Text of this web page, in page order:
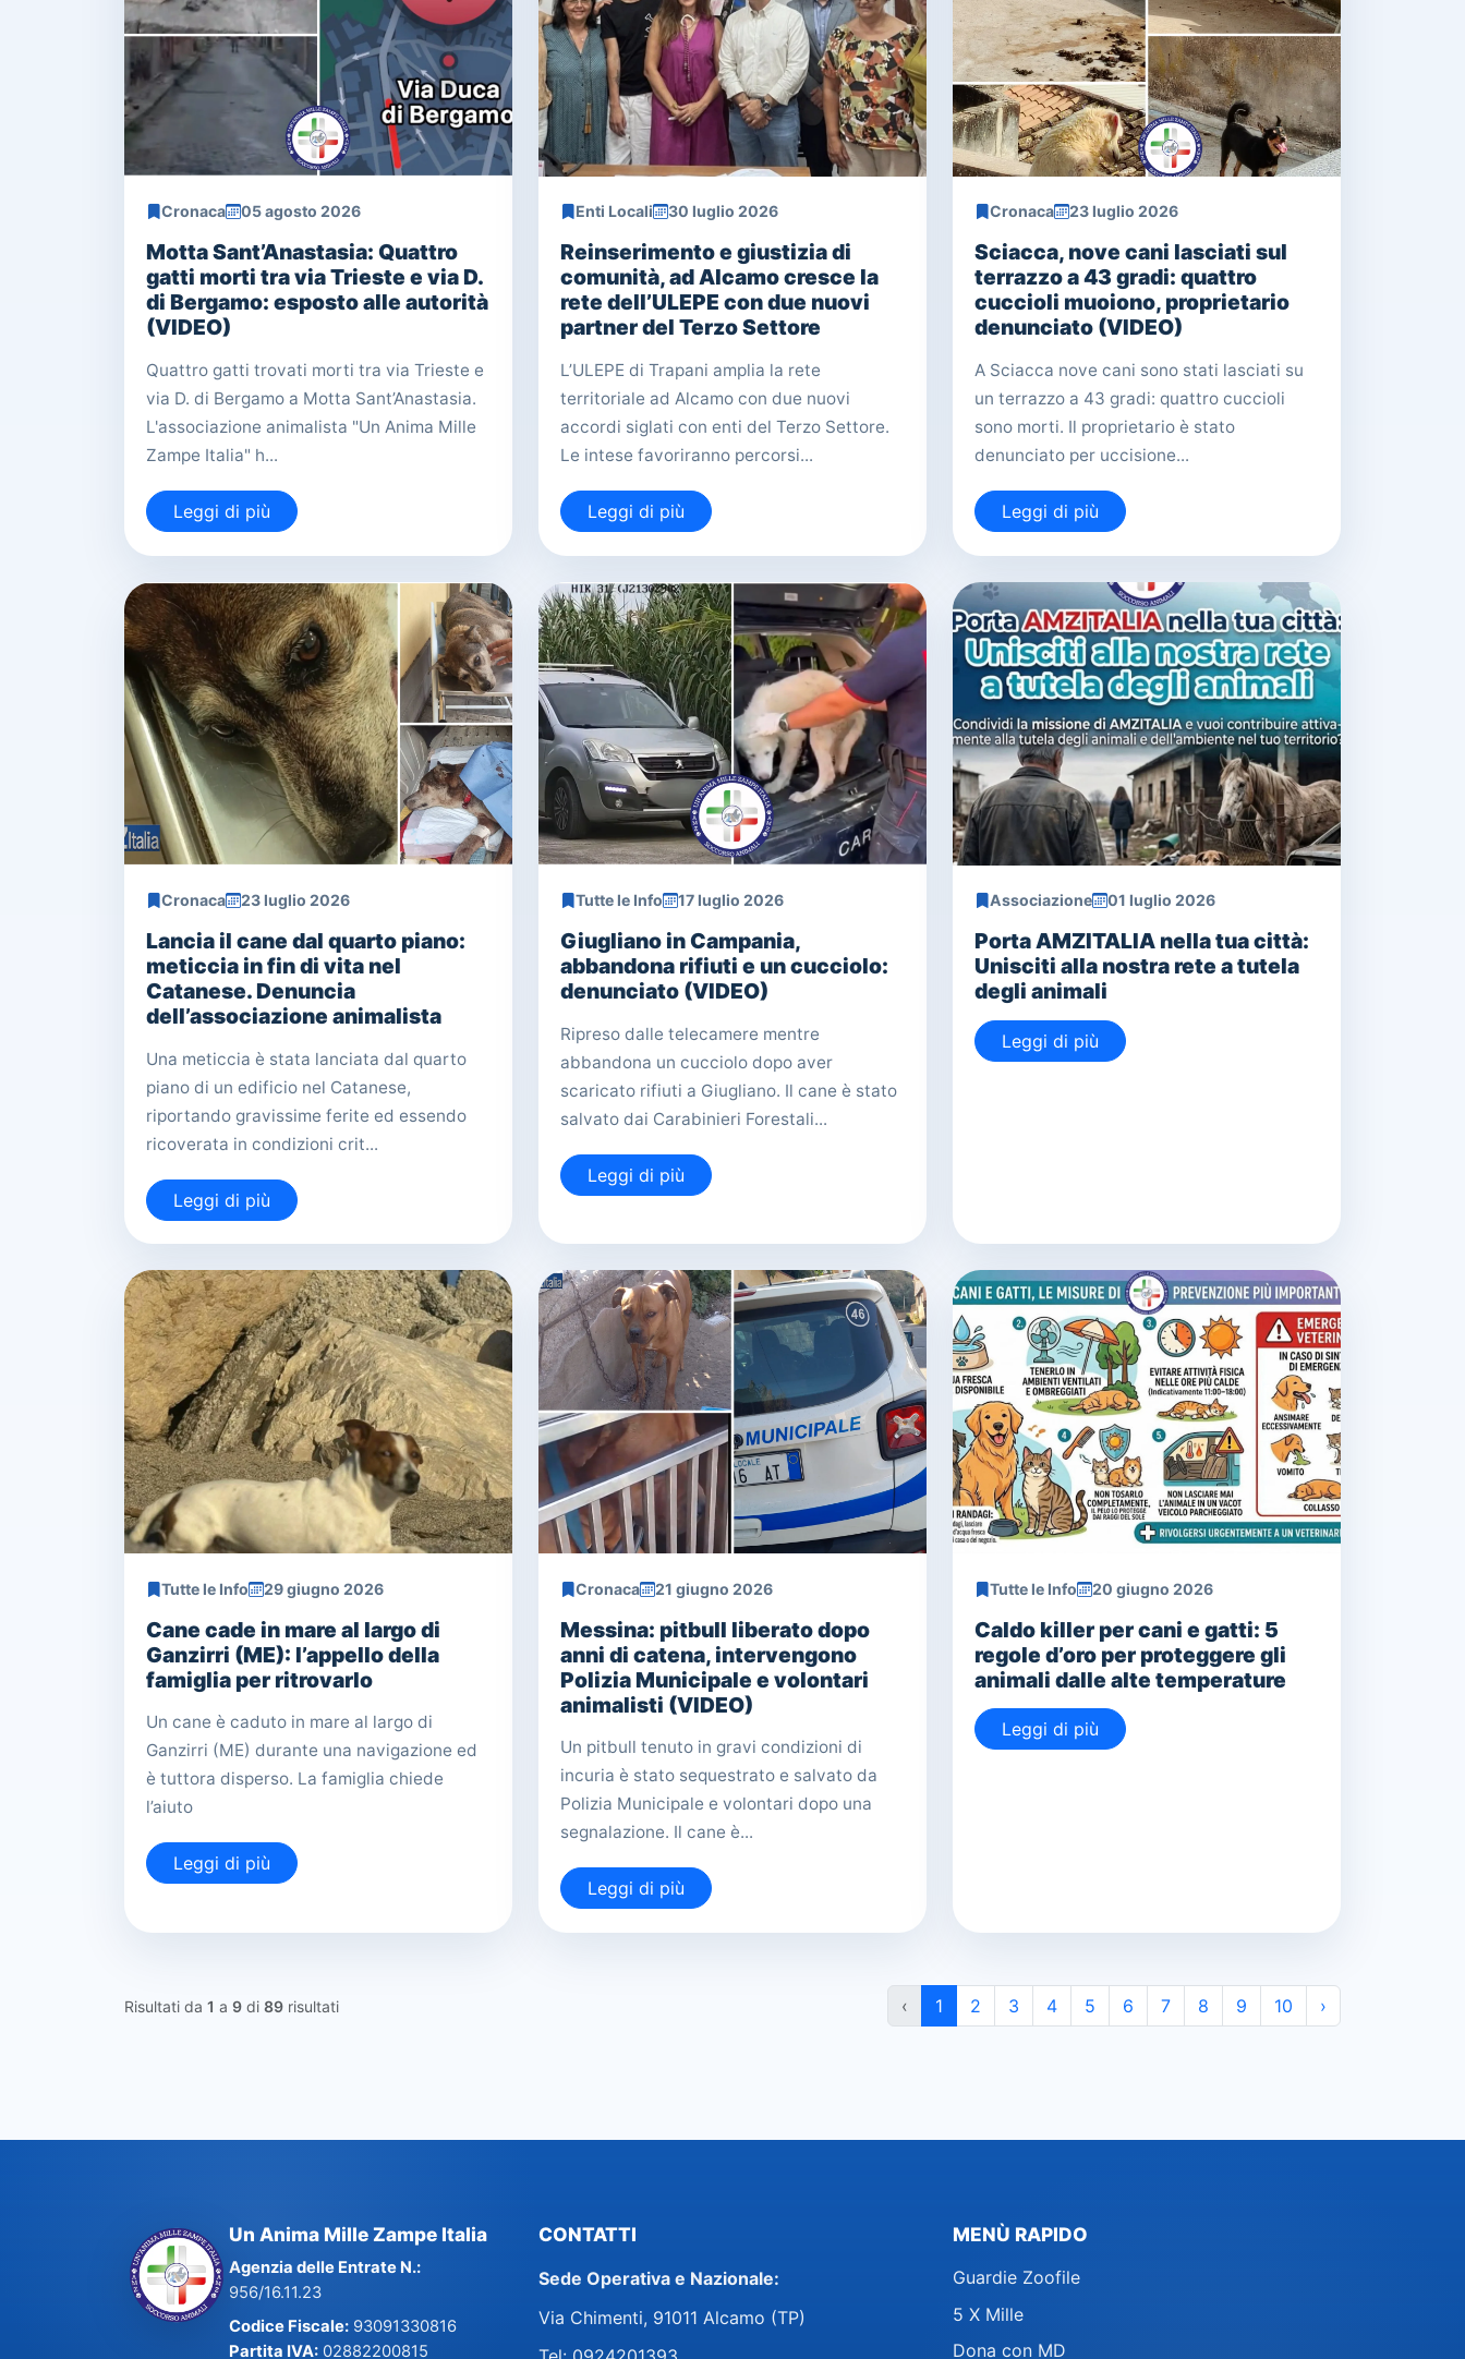
Cronaca 05 agosto 2026
Motta Sant’Anastasia: Quattro
gatti morti tra via Trieste e via D.
di Bergamo: esposto alle autorità
(VIDEO)
Quattro gatti trovati morti tra via Trieste e
via D. di Bergamo a Motta Sant’Anastasia.
L'associazione animalista "Un Anima Mille
Zampe Italia" h...
Leggi di più
Enti Locali 30 luglio 2026
Reinserimento e giustizia di
comunità, ad Alcamo cresce la
rete dell’ULEPE con due nuovi
partner del Terzo Settore
L’ULEPE di Trapani amplia la rete
territoriale ad Alcamo con due nuovi
accordi siglati con enti del Terzo Settore.
Le intese favoriranno percorsi...
Leggi di più
Cronaca 23 luglio 2026
Sciacca, nove cani lasciati sul
terrazzo a 43 gradi: quattro
cuccioli muoiono, proprietario
denunciato (VIDEO)
A Sciacca nove cani sono stati lasciati su
un terrazzo a 43 gradi: quattro cuccioli
sono morti. Il proprietario è stato
denunciato per uccisione...
Leggi di più
Cronaca 23 luglio 2026
Lancia il cane dal quarto piano:
meticcia in fin di vita nel
Catanese. Denuncia
dell’associazione animalista
Una meticcia è stata lanciata dal quarto
piano di un edificio nel Catanese,
riportando gravissime ferite ed essendo
ricoverata in condizioni crit...
Leggi di più
Tutte le Info 17 luglio 2026
Giugliano in Campania,
abbandona rifiuti e un cucciolo:
denunciato (VIDEO)
Ripreso dalle telecamere mentre
abbandona un cucciolo dopo aver
scaricato rifiuti a Giugliano. Il cane è stato
salvato dai Carabinieri Forestali...
Leggi di più
Associazione 01 luglio 2026
Porta AMZITALIA nella tua città:
Unisciti alla nostra rete a tutela
degli animali
Leggi di più
Tutte le Info 29 giugno 2026
Cane cade in mare al largo di
Ganzirri (ME): l’appello della
famiglia per ritrovarlo
Un cane è caduto in mare al largo di
Ganzirri (ME) durante una navigazione ed
è tuttora disperso. La famiglia chiede
l’aiuto
Leggi di più
Cronaca 21 giugno 2026
Messina: pitbull liberato dopo
anni di catena, intervengono
Polizia Municipale e volontari
animalisti (VIDEO)
Un pitbull tenuto in gravi condizioni di
incuria è stato sequestrato e salvato da
Polizia Municipale e volontari dopo una
segnalazione. Il cane è...
Leggi di più
Tutte le Info 20 giugno 2026
Caldo killer per cani e gatti: 5
regole d’oro per proteggere gli
animali dalle alte temperature
Leggi di più
Risultati da 1 a 9 di 89 risultati ‹ 1 2 3 4 5 6 7 8 9 10 ›
Un Anima Mille Zampe Italia
Agenzia delle Entrate N.:
956/16.11.23
Codice Fiscale: 93091330816
Partita IVA: 02882200815
CONTATTI
Sede Operativa e Nazionale:
Via Chimenti, 91011 Alcamo (TP)
MENÙ RAPIDO
Guardie Zoofile
5 X Mille
Dona con MD